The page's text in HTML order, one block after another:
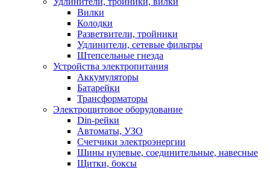
Вилки
Колодки
Разветвители, тройники
Удлинители, сетевые фильтры
Штепсельные гнезда
Устройства электропитания
Аккумуляторы
Батарейки
Трансформаторы
Электрощитовое оборудование
Din-рейки
Автоматы, УЗО
Счетчики электроэнергии
Шины нулевые, соединительные, навесные
Щитки, боксы